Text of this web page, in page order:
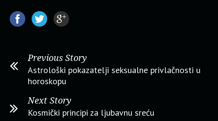
Previous Story
Astrološki pokazatelji seksualne privlačnosti u
horoskopu
Next Story
Kosmički principi za ljubavnu sreću